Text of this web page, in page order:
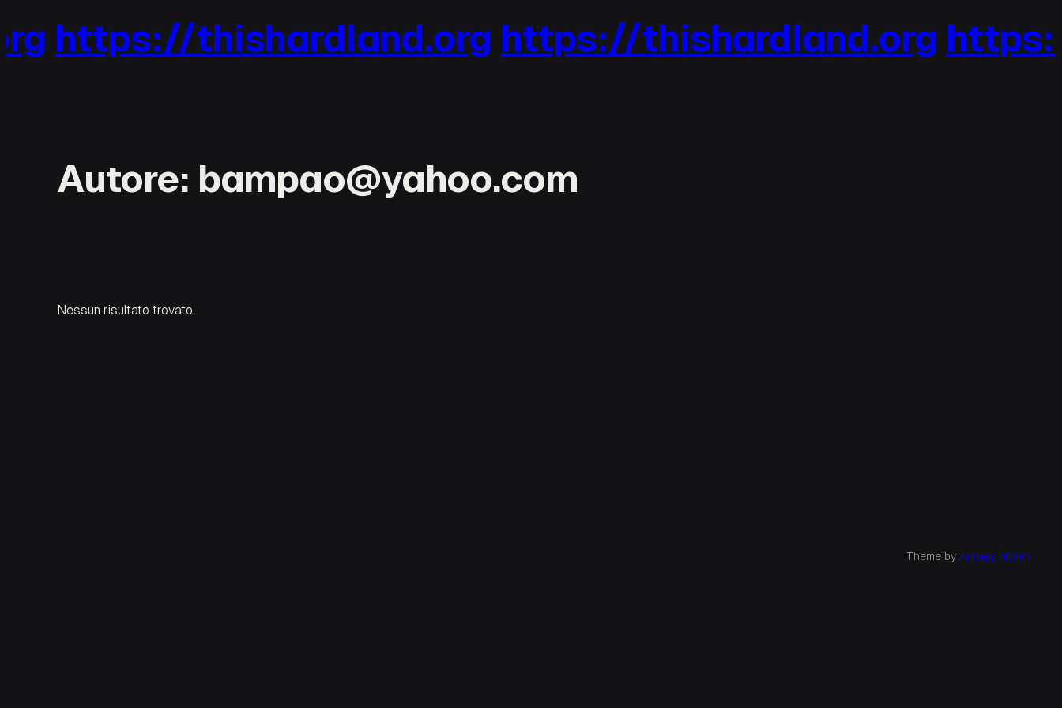
al
contenutohttps://thishardland.orghttps://thishardland.org
Autore: bampao@yahoo.com
Nessun risultato trovato.
Theme by Anders Norén